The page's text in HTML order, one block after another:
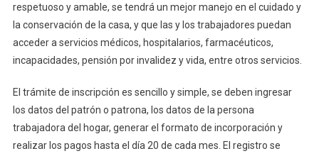
respetuoso y amable, se tendrá un mejor manejo en el cuidado y
la conservación de la casa, y que las y los trabajadores puedan
acceder a servicios médicos, hospitalarios, farmacéuticos,
incapacidades, pensión por invalidez y vida, entre otros servicios.
El trámite de inscripción es sencillo y simple, se deben ingresar
los datos del patrón o patrona, los datos de la persona
trabajadora del hogar, generar el formato de incorporación y
realizar los pagos hasta el día 20 de cada mes. El registro se